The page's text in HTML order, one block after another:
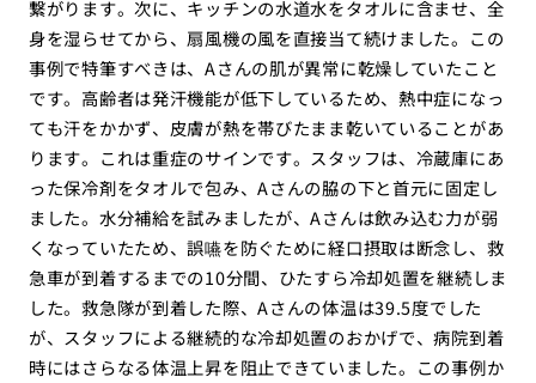
繋がります。次に、キッチンの水道水をタオルに含ませ、全
身を湿らせてから、扇風機の風を直接当て続けました。この
事例で特筆すべきは、Aさんの肌が異常に乾燥していたこと
です。高齢者は発汗機能が低下しているため、熱中症になっ
ても汗をかかず、皮膚が熱を帯びたまま乾いていることがあ
ります。これは重症のサインです。スタッフは、冷蔵庫にあ
った保冷剤をタオルで包み、Aさんの脇の下と首元に固定し
ました。水分補給を試みましたが、Aさんは飲み込む力が弱
くなっていたため、誤嚥を防ぐために経口摂取は断念し、救
急車が到着するまでの10分間、ひたすら冷却処置を継続しま
した。救急隊が到着した際、Aさんの体温は39.5度でした
が、スタッフによる継続的な冷却処置のおかげで、病院到着
時にはさらなる体温上昇を阻止できていました。この事例か